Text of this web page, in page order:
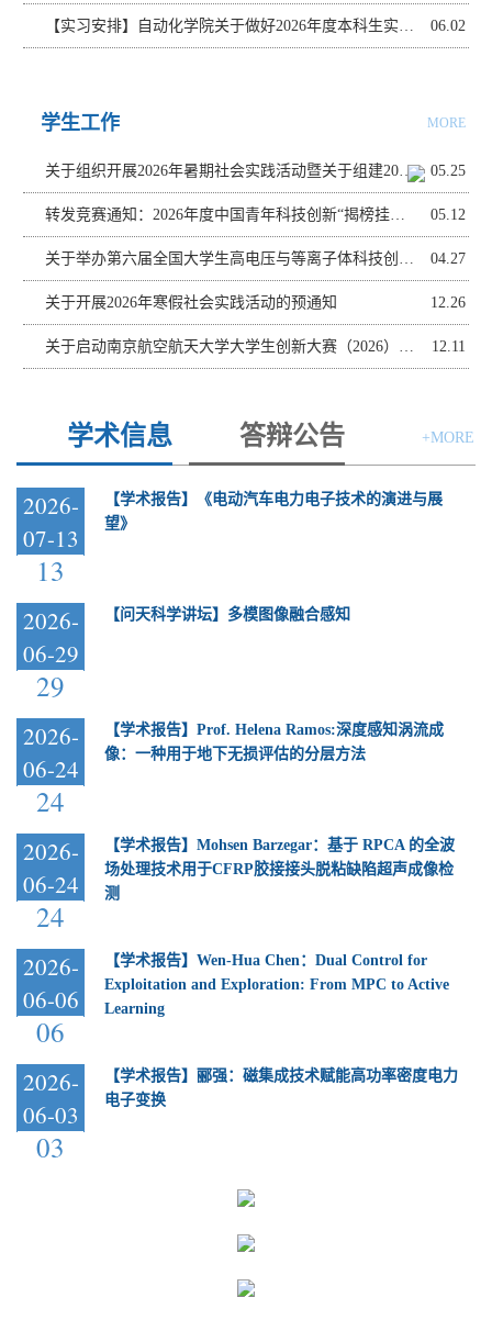
06.02
学生工作 MORE
关于组织开展2026年暑期社会实践活动暨关于组建2026年“青春跃动岗位建功”青年专项实践项目团的通知 05.25
05.12
04.27
关于开展2026年寒假社会实践活动的预通知 12.26
12.11
学术信息 答辩公告 +MORE
2026-
07-13
13
【学术报告】《电动汽车电力电子技术的演进与展
望》
2026-
06-29
29
【问天科学讲坛】多模图像融合感知
2026-
06-24
24
【学术报告】Prof. Helena Ramos:深度感知涡流成
像：一种用于地下无损评估的分层方法
2026-
06-24
24
【学术报告】Mohsen Barzegar：基于 RPCA 的全波
场处理技术用于CFRP胶接接头脱粘缺陷超声成像检
测
2026-
06-06
06
【学术报告】Wen-Hua Chen：Dual Control for
Exploitation and Exploration: From MPC to Active
Learning
2026-
06-03
03
【学术报告】郦强：磁集成技术赋能高功率密度电力
电子变换